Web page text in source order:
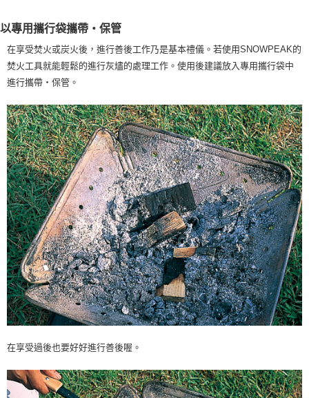
以專用攜行袋攜帶‧保管
在享受焚火或炭火後，進行善後工作乃是基本禮儀。若使用SNOWPEAK的
焚火工具就能輕鬆的進行灰燼的處理工作。使用後建議放入專用攜行袋中
進行攜帶‧保管。
在享受過後也要好好進行善後喔。